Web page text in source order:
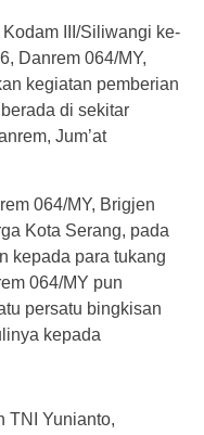
III/Siliwangi ke-
Danrem 064/MY,
kegiatan pemberian
di sekitar
Jum’at
064/MY, Brigjen
Kota Serang, pada
kepada para tukang
064/MY pun
persatu bingkisan
kepada
TNI Yunianto,